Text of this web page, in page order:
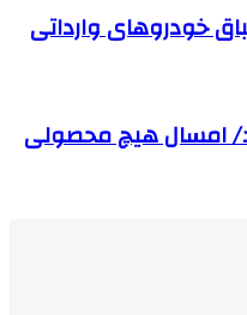
خودروهای وارداتی
امسال هیچ محصولی